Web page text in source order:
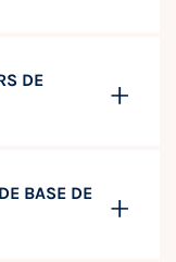
DE
BASE DE